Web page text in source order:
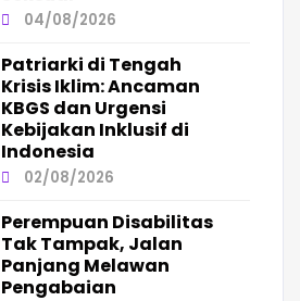
04/08/2026
Patriarki di Tengah
Krisis Iklim: Ancaman
KBGS dan Urgensi
Kebijakan Inklusif di
Indonesia
02/08/2026
Perempuan Disabilitas
Tak Tampak, Jalan
Panjang Melawan
Pengabaian